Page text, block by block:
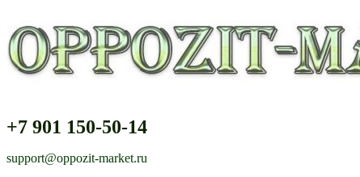
+7 901 150-50-14
support@oppozit-market.ru